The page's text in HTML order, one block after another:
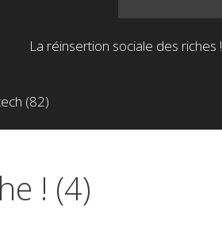
La réinsertion sociale des riches !
(82)
! (4)